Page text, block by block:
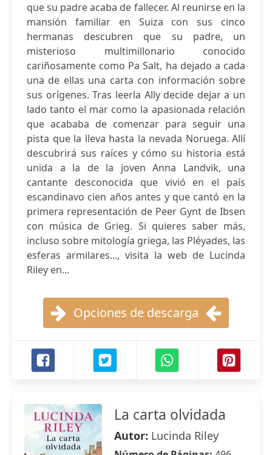
que su padre acaba de fallecer. Al reunirse en la
mansión familiar en Suiza con sus cinco
hermanas descubren que su padre, un
misterioso multimillonario conocido
cariñosamente como Pa Salt, ha dejado a cada
una de ellas una carta con información sobre
sus orígenes. Tras leerla Ally decide dejar a un
lado tanto el mar como la apasionada relación
que acababa de comenzar para seguir una
pista que la lleva hasta la nevada Noruega. Allí
descubrirá sus raíces y cómo su historia está
unida a la de la joven Anna Landvik, una
cantante desconocida que vivió en el país
escandinavo cien años antes y que cantó en la
primera representación de Peer Gynt de Ibsen
con música de Grieg. Si quieres saber más,
incluso sobre mitología griega, las Pléyades, las
esferas armilares..., visita la web de Lucinda
Riley en...
Opciones de descarga
La carta olvidada
Autor: Lucinda Riley